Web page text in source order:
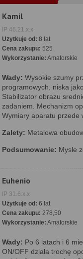
Kamil
IP 46.21.x.x
Użytkuje od: 8 lat
Cena zakupu: 525
Wykorzystanie: Amatorskie
Wady: Wysokie szumy
programowych. niska
Stabilizator obrazu
zadaniem. Mechanizm
Wymiary aparatu przede
Zalety: Metalowa
Podsumowanie: Mysle
Euhenio
IP 31.6.x.x
Użytkuje od: 6 lat
Cena zakupu: 278,50
Wykorzystanie: Amatorskie
Wady: Po 6 latach i 6
ON/OFF działa trochę